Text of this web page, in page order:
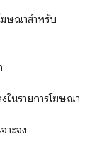
ฆษณาสำหรับ
ในรายการโฆษณา
าะจง